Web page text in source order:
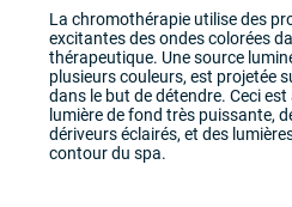
La chromothérapie utilise des
excitantes des ondes colorées
thérapeutique. Une source
plusieurs couleurs, est projetée
dans le but de détendre. Ceci
lumière de fond très puissante,
dériveurs éclairés, et des
contour du spa.